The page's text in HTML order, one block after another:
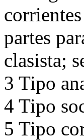
partes
clasista;
3 Tipo
4 Tipo
5 Tipo